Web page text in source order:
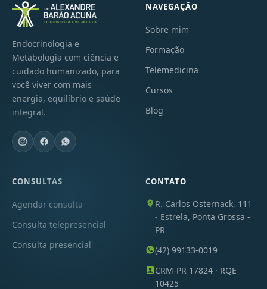
Endocrinologia e
Metabologia com ciência e
cuidado humanizado, para
você viver com mais
energia, equilíbrio e saúde
integral.
NAVEGAÇÃO
Sobre mim
Formação
Telemedicina
Cursos
Blog
CONSULTAS
Agendar consulta
Consulta telepresencial
Consulta presencial
CONTATO
R. Carlos Osternack, 111
- Estrela, Ponta Grossa -
PR
(42) 99133-0019
CRM-PR 17824 · RQE
10425